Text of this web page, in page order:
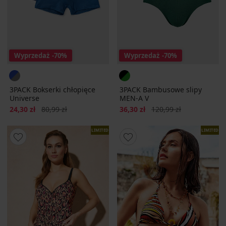
Wyprzedaż -70%
3PACK Bokserki chłopięce
Universe
Zniżka
24,30 zł Pierwotna cena
80,99 zł
Wyprzedaż -70%
3PACK Bambusowe slipy
MEN-A V
Zniżka
36,30 zł Pierwotna cena
120,99 zł
LIMITED LIMITED